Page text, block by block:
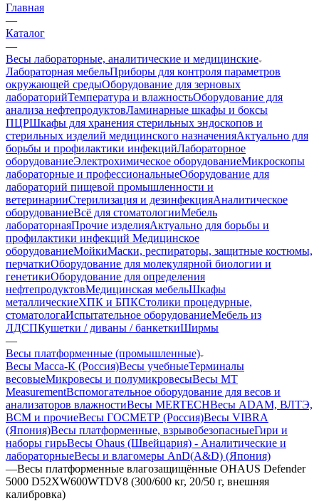
Главная
—
Каталог
—
Весы лабораторные, аналитические и медицинские
Лабораторная мебельПриборы для контроля параметров
окружающей средыОборудование для зерновых
лабораторийТемпература и влажностьОборудование для
анализа нефтепродуктовЛаминарные шкафы и боксы
ПЦРШкафы для хранения стерильных эндоскопов и
стерильных изделий медицинского назначенияАктуально для
борьбы и профилактики инфекцийЛабораторное
оборудованиеЭлектрохимическое оборудованиеМикроскопы
лабораторные и профессиональныеОборудование для
лабораторий пищевой промышленности и
ветеринарииСтерилизация и дезинфекцияАналитическое
оборудованиеВсё для стоматологииМебель
лабораторнаяПрочие изделияАктуально для борьбы и
профилактики инфекций Медицинское
оборудованиеМойкиМаски, респираторы, защитные костюмы,
перчаткиОборудование для молекулярной биологии и
генетикиОборудование для определения
нефтепродуктовМедицинская мебельШкафы
металлическиеХПК и БПКСтолики процедурные,
стоматологаИспытательное оборудованиеМебель из
ЛДСПКушетки / диваны / банкеткиШирмы
—
Весы платформенные (промышленные)
Весы Масса-К (Россия)Весы учебныеТерминалы
весовыеМикровесы и полумикровесыВесы MT
MeasurementВспомогательное оборудование для весов и
анализаторов влажностиВесы MERTECHВесы ADAM, ВЛТЭ,
BCM и прочиеВесы ГОСМЕТР (Россия)Весы VIBRA
(Япония)Весы платформенные, взрывобезопасныеГири и
наборы гирьВесы Ohaus (Швейцария) - Аналитические и
лабораторныеВесы и влагомеры AnD(A&D) (Япония)
—Весы платформенные влагозащищённые OHAUS Defender
5000 D52XW600WTDV8 (300/600 кг, 20/50 г, внешняя
калибровка)